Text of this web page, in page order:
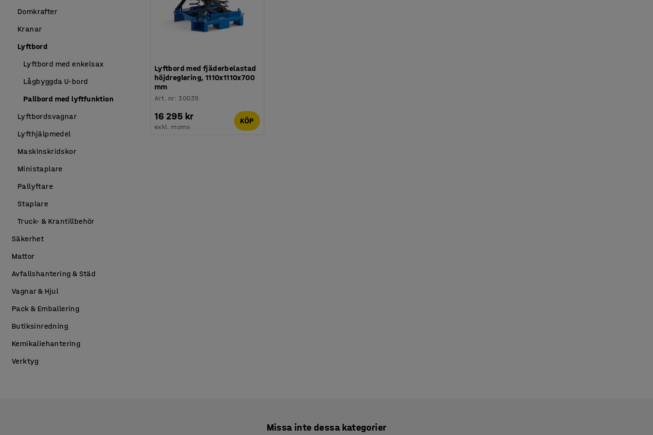
Lyftbord med fjäderbelastad
höjdreglering, 1110x1110x700
mm
Art. nr:30035
16 295 kr
exkl. moms
KÖP
Domkrafter
Kranar
Lyftbord
Lyftbord med enkelsax
Lågbyggda U-bord
Pallbord med lyftfunktion
Lyftbordsvagnar
Lyfthjälpmedel
Maskinskridskor
Ministaplare
Pallyftare
Staplare
Truck- & Krantillbehör
Säkerhet
Mattor
Avfallshantering & Städ
Vagnar & Hjul
Pack & Emballering
Butiksinredning
Kemikaliehantering
Verktyg
Missa inte dessa kategorier